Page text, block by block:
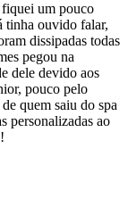
fiquei um pouco
tinha ouvido falar,
dissipadas todas
pegou na
dele devido aos
pouco pelo
quem saiu do spa
personalizadas ao